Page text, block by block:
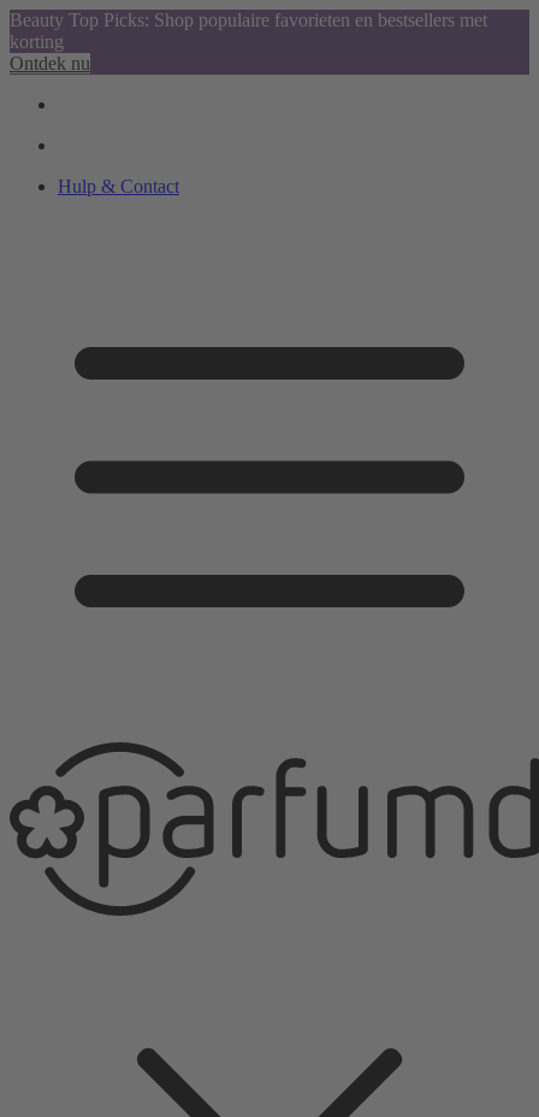
Beauty Top Picks: Shop populaire favorieten en bestsellers met
korting
Ontdek nu
Hulp & Contact